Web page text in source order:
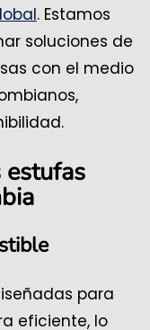
. Estamos
soluciones de
con el medio
estufas
para
eficiente, lo